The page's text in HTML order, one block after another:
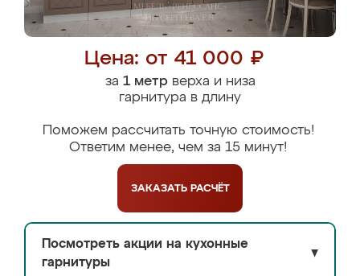
Цена: от 41 000 ₽
за 1 метрверха и низа
гарнитура в длину
Поможем рассчитать точную стоимость!
Ответим менее, чем за 15 минут!
ЗАКАЗАТЬ РАСЧЁТ
Посмотреть акции на кухонные
гарнитуры
▼